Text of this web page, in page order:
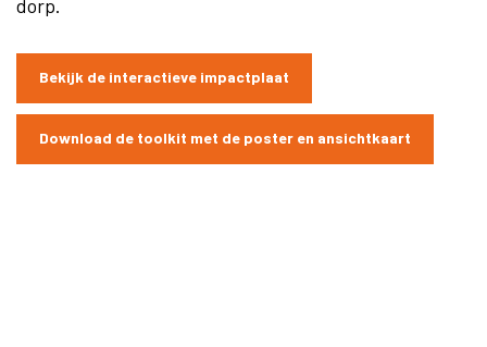
dorp.
Bekijk de interactieve impactplaat
Download de toolkit met de poster en ansichtkaart